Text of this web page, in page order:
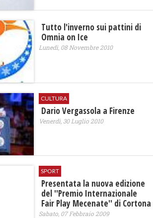
Tutto l'inverno sui pattini di
Omnia on Ice
Lunedì, 08 Novembre 2010
CULTURA
Dario Vergassola a Firenze
Venerdì, 30 Luglio 2010
SPORT
Presentata la nuova edizione
del ''Premio Internazionale
Fair Play Mecenate'' di Cortona
Sabato, 07 Febbraio 2009